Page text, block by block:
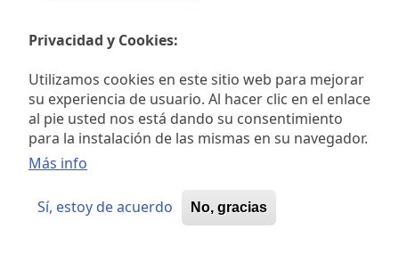
Privacidad y Cookies:
Utilizamos cookies en este sitio web para mejorar
su experiencia de usuario. Al hacer clic en el enlace
al pie usted nos está dando su consentimiento
para la instalación de las mismas en su navegador.
Más info
Sí, estoy de acuerdo No, gracias